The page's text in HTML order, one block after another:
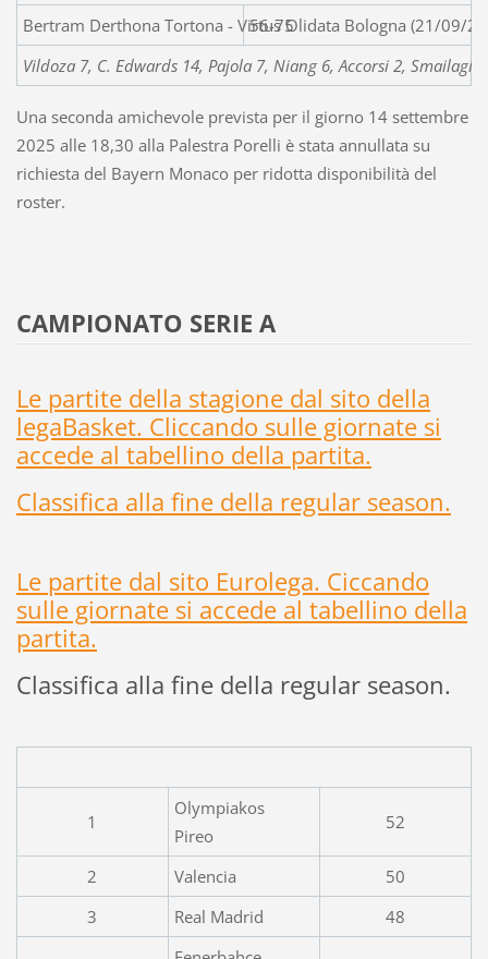
Bertram Derthona Tortona - Virtus Olidata Bologna (21/09/
56-75
Vildoza 7, C. Edwards 14, Pajola 7, Niang 6, Accorsi 2,
Una seconda amichevole prevista per il giorno 14 settembre
2025 alle 18,30 alla Palestra Porelli è stata annullata su
richiesta del Bayern Monaco per ridotta disponibilità del
roster.
CAMPIONATO SERIE A
Le partite della stagione dal sito della
legaBasket. Cliccando sulle giornate si
accede al tabellino della partita.
Classifica alla fine della regular season.
Le partite dal sito Eurolega. Ciccando
sulle giornate si accede al tabellino della
partita.
Classifica alla fine della regular season.
1
Olympiakos
Pireo
52
2 Valencia
50
3
Real Madrid
48